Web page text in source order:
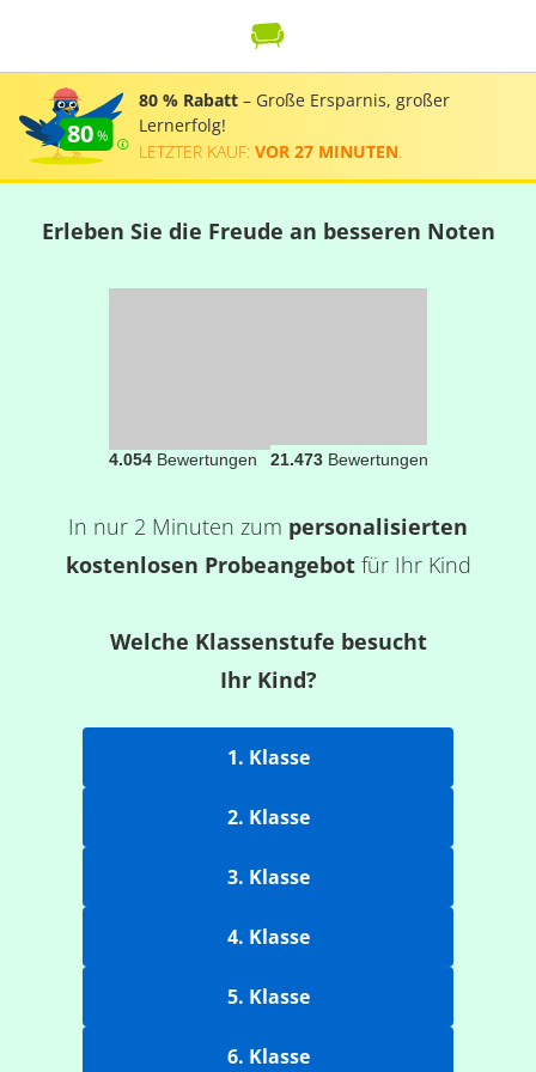
80
80 % Rabatt – Große Ersparnis, großer
Lernerfolg!
LETZTER KAUF: VOR 27 MINUTEN
Erleben Sie die Freude an besseren Noten
4.054Bewertungen 21.473Bewertungen
In nur 2 Minuten zum personalisierten
kostenlosen Probeangebotfür Ihr Kind
Welche Klassenstufe besucht
Ihr Kind?
1. Klasse
2. Klasse
3. Klasse
4. Klasse
5. Klasse
6. Klasse